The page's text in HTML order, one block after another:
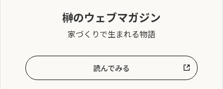
榊のウェブマガジン
家づくりで生まれる物語
読んでみる